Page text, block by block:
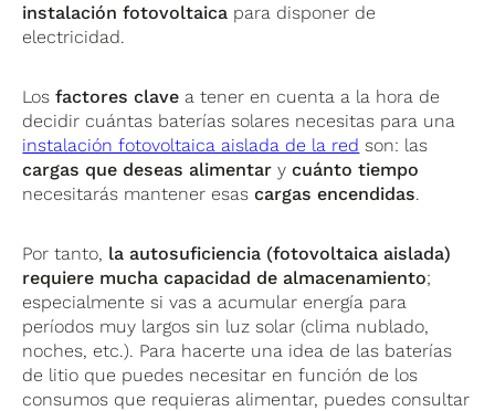
instalación fotovoltaica para disponer de
electricidad.
Losfactores clave a tener en cuenta a la hora de
decidir cuántas baterías solares necesitas para una
instalación fotovoltaica aislada de la red son: las
cargas que deseas alimentar ycuánto tiempo
necesitarás mantener esascargas encendidas.
Por tanto, la autosuficiencia (fotovoltaica aislada)
requiere mucha capacidad de almacenamiento;
especialmente si vas a acumular energía para
períodos muy largos sin luz solar (clima nublado,
noches, etc.). Para hacerte una idea de las baterías
de litio que puedes necesitar en función de los
consumos que requieras alimentar, puedes consultar